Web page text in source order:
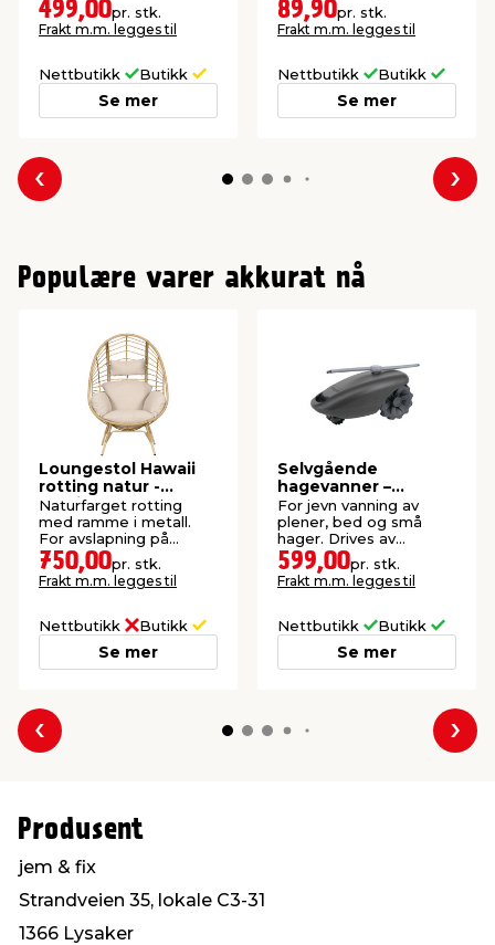
Magnetisk montering.
499,00pr. stk.
Frakt m.m. legges til
Nettbutikk Butikk
Se mer
89,90pr. stk.
Frakt m.m. legges til
Nettbutikk Butikk
Se mer
Forrige
Populære varer akkurat nå
Loungestol Hawaii
rotting natur -
Sunlife®
Naturfarget rotting
med ramme i metall.
For avslapning på
terrassen, i hagen eller i
vinterhagen.
750,00pr. stk.
Frakt m.m. legges til
Nettbutikk Butikk
Se mer
Selvgående
hagevanner –
Garden®
For jevn vanning av
plener, bed og små
hager. Drives av
vanntrykket fra
hageslangen.
599,00pr. stk.
Frakt m.m. legges til
Nettbutikk Butikk
Se mer
Forrige
Produsent
jem & fix
Strandveien 35, lokale C3-31
1366 Lysaker